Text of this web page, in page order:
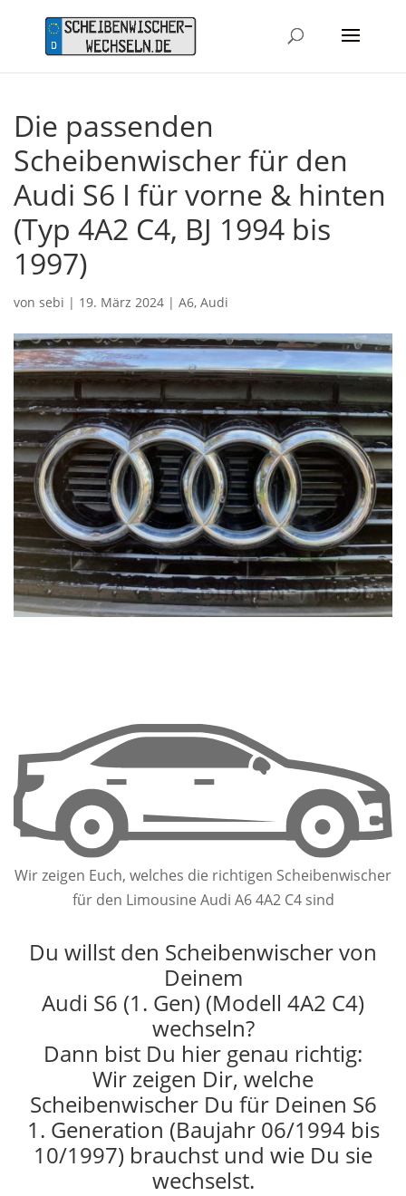
Die passenden
Scheibenwischer für den
Audi S6 I für vorne & hinten
(Typ 4A2 C4, BJ 1994 bis
1997)
von sebi | 19. März 2024 | A6, Audi
Wir zeigen Euch, welches die richtigen Scheibenwischer
für den Limousine Audi A6 4A2 C4 sind
Du willst den Scheibenwischer von
Deinem
Audi S6 (1. Gen) (Modell 4A2 C4)
wechseln?
Dann bist Du hier genau richtig:
Wir zeigen Dir, welche
Scheibenwischer Du für Deinen S6
1. Generation (Baujahr 06/1994 bis
10/1997) brauchst und wie Du sie
wechselst.